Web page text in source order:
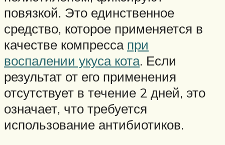
повязкой. Это единственное
средство, которое применяется в
качестве компресса при
воспалении укуса кота. Если
результат от его применения
отсутствует в течение 2 дней, это
означает, что требуется
использование антибиотиков.